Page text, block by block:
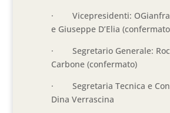
· Vicepresidenti:
e Giuseppe D’Elia
· Segretario Generale:
Carbone (confermato)
· Segretaria Tecnica e
Dina Verrascina